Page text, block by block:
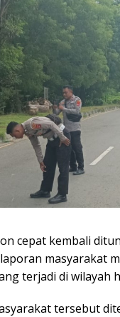
cepat kembali
masyarakat
terjadi di wilayah
tersebut